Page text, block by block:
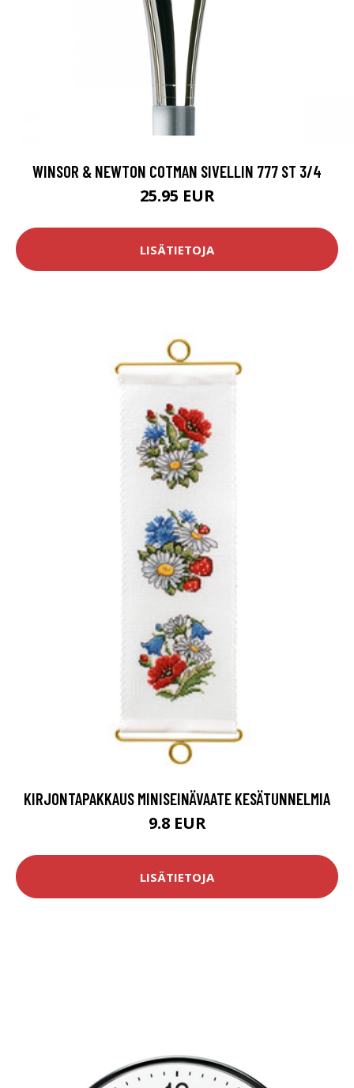
WINSOR & NEWTON COTMAN SIVELLIN 777 ST 3/4
25.95 EUR
LISÄTIETOJA
KIRJONTAPAKKAUS MINISEINÄVAATE KESÄTUNNELMIA
9.8 EUR
LISÄTIETOJA